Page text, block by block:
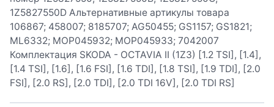
1Z5827550D Альтернативные артикулы товара
106867; 458007; 8185707; AG50455; GS1157; GS1821;
ML6332; MOP045932; MOP045933; 7042007
Комплектация SKODA - OCTAVIA II (1Z3) [1.2 TSI], [1.4],
[1.4 TSI], [1.6], [1.6 FSI], [1.6 TDI], [1.8 TSI], [1.9 TDI], [2.0
FSI], [2.0 RS], [2.0 TDI], [2.0 TDI 16V], [2.0 TDI RS]